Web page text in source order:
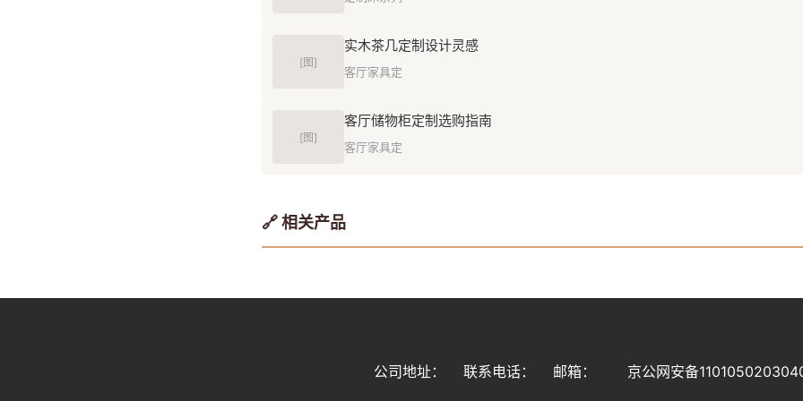
[图]
实木茶几定制设计灵感
客厅家具定
[图]
客厅储物柜定制选购指南
客厅家具定
🔗 相关产品
公司地址： 联系电话： 邮箱： 京公网安备